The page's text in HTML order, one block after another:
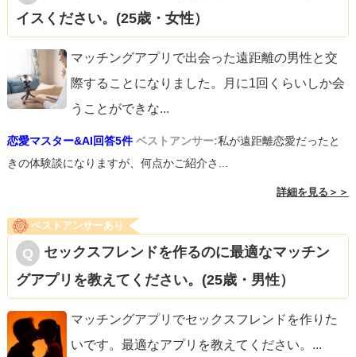
イスください。(25歳・女性）
マッチングアプリで出会った遠距離の男性と交
際することになりました。月に1回くらいしか会
うことができな...
恋愛マスター&AI回答5件 ベストアンサー:私が遠距離恋愛だったと
きの体験談になりますが、何点かご紹介さ...
詳細を見る＞＞
ベストアンサーあり
セックスフレンドを作るのに最適なマッチン
グアプリを教えてください。(25歳・男性）
マッチングアプリでセックスフレンドを作りた
いです。最適なアプリを教えてください。 ...